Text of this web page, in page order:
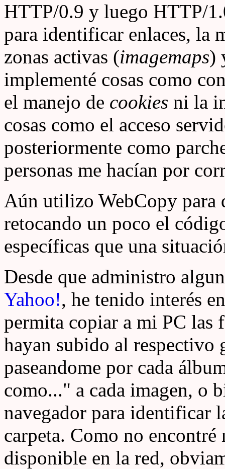
HTTP/0.9 y luego HTTP/
para identificar enlaces, la
zonas activas (imagemaps)
implementé cosas como
el manejo de cookies ni la
cosas como el acceso
posteriormente como
personas me hacían por
Aún utilizo WebCopy para
retocando un poco el
específicas que una
Desde que administro
Yahoo!, he tenido interés
permita copiar a mi PC las
hayan subido al respectivo
paseandome por cada
como..." a cada imagen, o
navegador para identificar
carpeta. Como no
disponible en la red,